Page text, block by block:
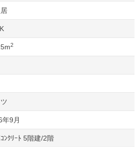
2
年9月
ﾝｸﾘｰﾄ 5階建/2階